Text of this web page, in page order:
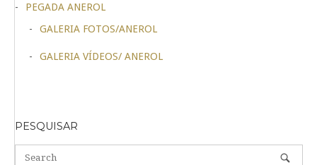
PEGADA ANEROL
GALERIA FOTOS/ANEROL
GALERIA VÍDEOS/ ANEROL
PESQUISAR